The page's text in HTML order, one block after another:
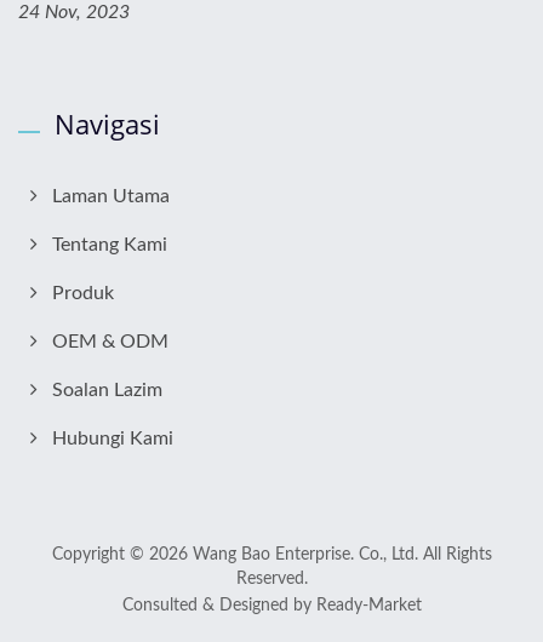
24 Nov, 2023
Navigasi
Laman Utama
Tentang Kami
Produk
OEM & ODM
Soalan Lazim
Hubungi Kami
Copyright © 2026 Wang Bao Enterprise. Co., Ltd.All Rights
Reserved.
Consulted & Designed by Ready-Market